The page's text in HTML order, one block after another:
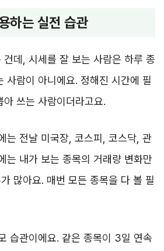
하는 실전 습관
건데, 시세를 잘 보는 사람은 하루 종
사람이 아니에요. 정해진 시간에 필
쓰는 사람이더라고요.
는 전날 미국장, 코스피, 코스닥, 관
는 내가 보는 종목의 거래량 변화만
많아요. 매번 모든 종목을 다 볼 필
습관이에요. 같은 종목이 3일 연속